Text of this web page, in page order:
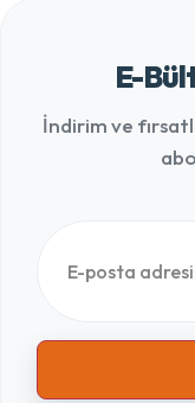
E-
İndirim ve